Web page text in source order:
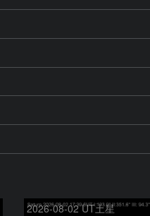
2026-08-02 UT土星